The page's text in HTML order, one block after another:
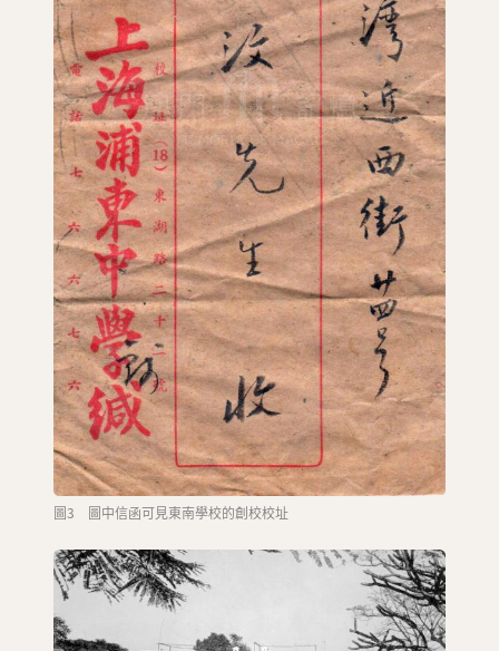
圖3 圖中信函可見東南學校的創校校址